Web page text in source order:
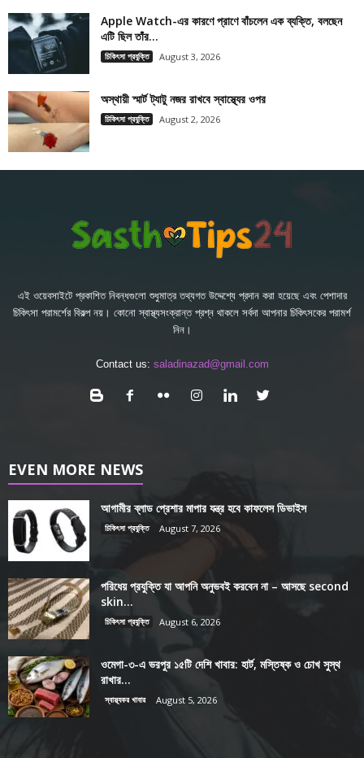
Apple Watch-এর কারণে প্রাণে বাঁচলেন এক ব্যক্তি, বলছেন
এটি ছিল তাঁর...
চিকিৎসা প্রযুক্তি August 3, 2026
অস্থায়ী স্মার্ট ট্যাটু নজর রাখবে স্বাস্থ্যের ওপর
চিকিৎসা প্রযুক্তি August 2, 2026
এই ওয়েবসাইটে প্রকাশিত নিবন্ধগুলো শুধুমাত্র তথ্যগত উদ্দেশ্যে প্রদান করা হয়েছে এবং পেশাদার
চিকিৎসা পরামর্শের বিকল্প নয়। কোনো স্বাস্থ্যসংক্রান্ত প্রশ্ন থাকলে সর্বদা আপনার চিকিৎসকের পরামর্শ
নিন।
Contact us: saladinazad@gmail.com
EVEN MORE NEWS
আগামীর ব্লাড প্রেশার মাপার যন্ত্র হবে কাফলেস ডিভাইস
চিকিৎসা প্রযুক্তি August 7, 2026
পরিধেয় প্রযুক্তি যা আপনি অনুভবই করবেন না – আসছে second
skin...
চিকিৎসা প্রযুক্তি August 6, 2026
ওমেগা-৩-এ ভরপুর ১৫টি দেশি খাবার: হার্ট, মস্তিষ্ক ও চোখ সুস্থ
রাখার...
স্বাস্থ্যকর খাবার August 5, 2026